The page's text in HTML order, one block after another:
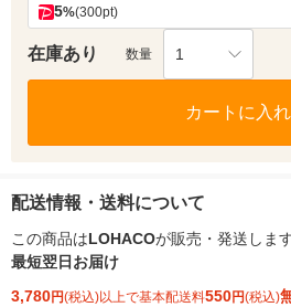
5%(300pt)
在庫あり 数量 1
カートに入
配送情報・送料について
この商品はLOHACOが販売・発送します
最短翌日お届け
3,780円(税込)以上で基本配送料550円(税込)